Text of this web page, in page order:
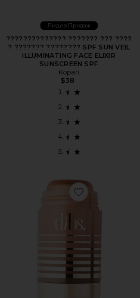
Лидер Продаж
?????????????? ??????? ??? ????
? ??????? ???????? SPF SUN VEIL
ILLUMINATING FACE ELIXIR
SUNSCREEN SPF
Kopari
$38
Favorite